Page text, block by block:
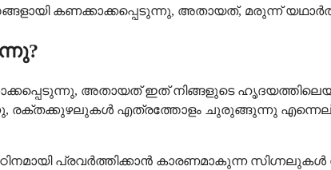
കണക്കാക്കപ്പെടുന്നു, അതായത്, മരുന്ന്
അതായത് ഇത് നിങ്ങളുടെ
രക്തക്കുഴലുകൾ എത്രത്തോളം ചുരുങ്ങുന്നു
പ്രവർത്തിക്കാൻ കാരണമാകുന്ന